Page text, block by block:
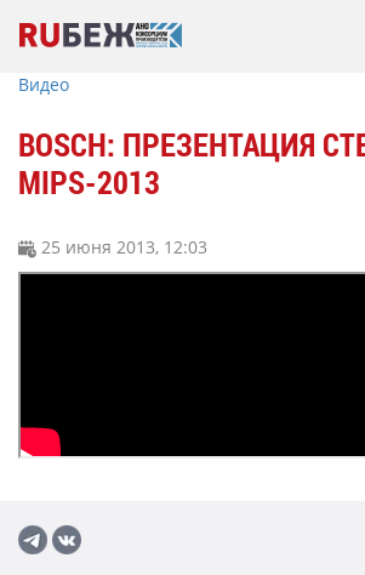
Видео
BOSCH: ПРЕЗЕНТАЦИЯ
MIPS-2013
25 июня 2013, 12:03